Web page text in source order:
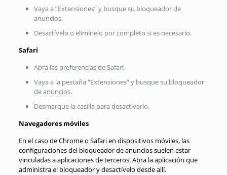
Vaya a “Extensiones” y busque su bloqueador de
anuncios.
Desactívelo o elimínelo por completo si es necesario.
Safari
Abra las preferencias de Safari.
Vaya a la pestaña “Extensiones” y busque su bloqueador
de anuncios.
Desmarque la casilla para desactivarlo.
Navegadores móviles
En el caso de Chrome o Safari en dispositivos móviles, las
configuraciones del bloqueador de anuncios suelen estar
vinculadas a aplicaciones de terceros. Abra la aplicación que
administra el bloqueador y desactívelo desde allí.